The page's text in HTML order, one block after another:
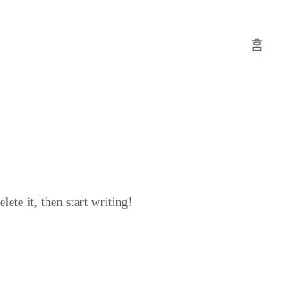
홈
it, then start writing!